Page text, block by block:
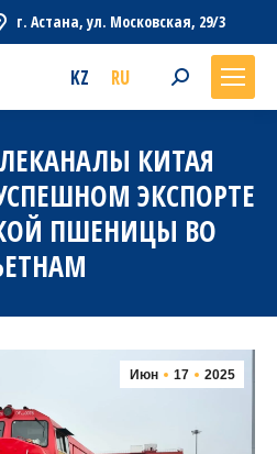
г. Астана, ул. Московская, 29/3
KZ RU Search:
КИТАЯ
ЭКСПОРТЕ
ПШЕНИЦЫ ВО
Июн 17 2025